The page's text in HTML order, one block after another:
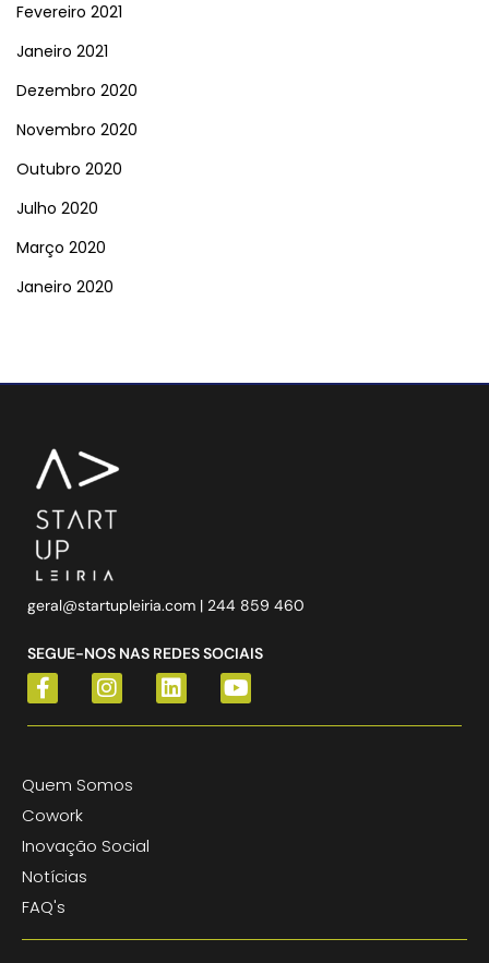
Fevereiro 2021
Janeiro 2021
Dezembro 2020
Novembro 2020
Outubro 2020
Julho 2020
Março 2020
Janeiro 2020
geral@startupleiria.com | 244 859 460
SEGUE-NOS NAS REDES SOCIAIS
Quem Somos
Cowork
Inovação Social
Notícias
FAQ's